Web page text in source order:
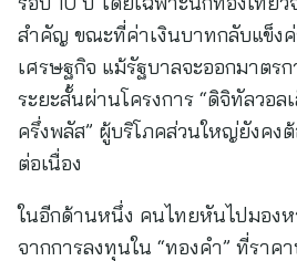
สำคัญ ขณะที่ค่าเงินบาทกลับแข็ง
เศรษฐกิจ แม้รัฐบาลจะออกมาตร
ระยะสั้นผ่านโครงการ “ดิจิทัลวอล
ครึ่งพลัส” ผู้บริโภคส่วนใหญ่ยังคงต้
ต่อเนื่อง
ในอีกด้านหนึ่ง คนไทยหันไปมองห
จากการลงทุนใน “ทองคำ” ที่ราค